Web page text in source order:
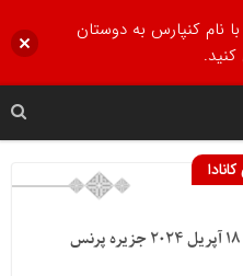
انتخاب 18 آپریل 2024 جزیره پرنس
نام کنپارس به دوستان